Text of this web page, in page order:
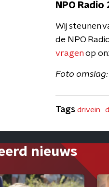
NPO
Wij steunen
de NPO
vragen op
Foto
Tags drivein
nieuws